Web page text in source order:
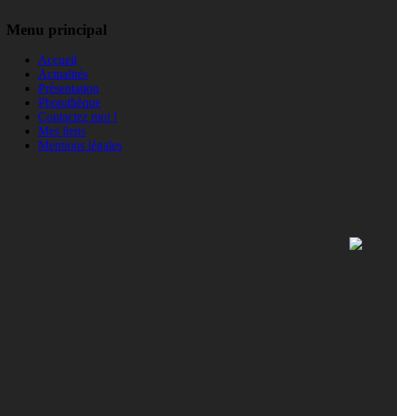
Menu principal
Accueil
Actualités
Présentation
Photothèque
Contactez moi !
Mes liens
Mentions légales